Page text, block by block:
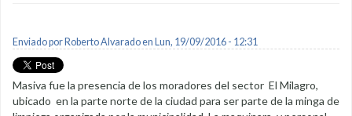
Enviado por Roberto Alvaradoen Lun, 19/09/2016 - 12:31
Masiva fue la presencia de los moradores del sector El Milagro,
ubicado en la parte norte de la ciudad para ser parte de la minga de